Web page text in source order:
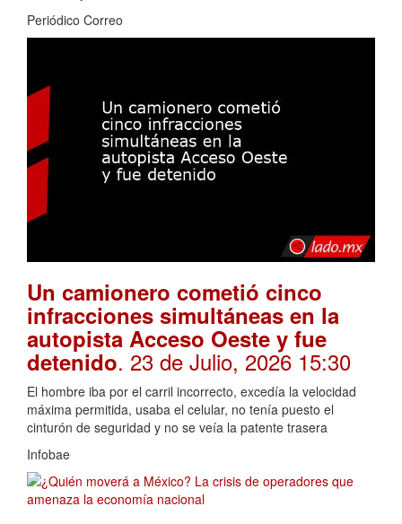
Periódico Correo
Un camionero cometió cinco
infracciones simultáneas en la
autopista Acceso Oeste y fue
detenido. 23 de Julio, 2026 15:30
El hombre iba por el carril incorrecto, excedía la velocidad
máxima permitida, usaba el celular, no tenía puesto el
cinturón de seguridad y no se veía la patente trasera
Infobae